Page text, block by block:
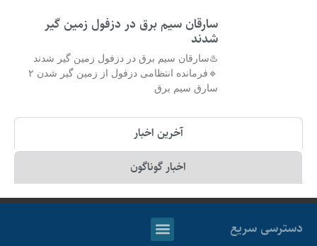
سارقان سیم برق در دزفول زمین گیر
شدند
♨️سارقان سیم برق در دزفول زمین گیر شدند
🔹فرمانده انتظامی دزفول از زمین گیر شدن ۲
سارق سیم برق
آخرین اخبار
اخبار گوناگون
دسترسی سریع